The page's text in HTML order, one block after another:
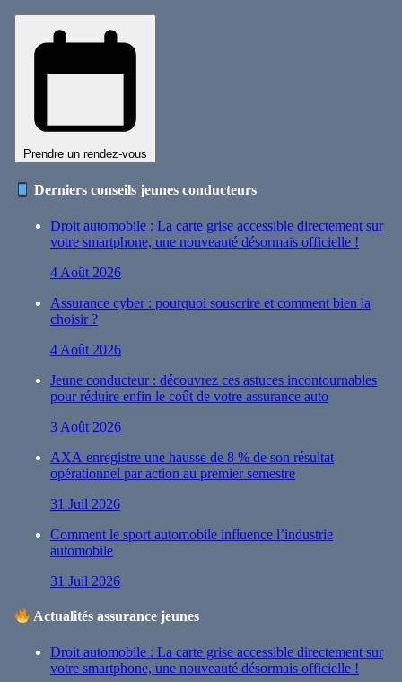
Prendre un rendez-vous
Derniers conseils jeunes conducteurs
Droit automobile : La carte grise accessible directement sur
votre smartphone, une nouveauté désormais officielle !
4 Août 2026
Assurance cyber : pourquoi souscrire et comment bien la
choisir ?
4 Août 2026
Jeune conducteur : découvrez ces astuces incontournables
pour réduire enfin le coût de votre assurance auto
3 Août 2026
AXA enregistre une hausse de 8 % de son résultat
opérationnel par action au premier semestre
31 Juil 2026
Comment le sport automobile influence l’industrie
automobile
31 Juil 2026
Actualités assurance jeunes
Droit automobile : La carte grise accessible directement sur
votre smartphone, une nouveauté désormais officielle !